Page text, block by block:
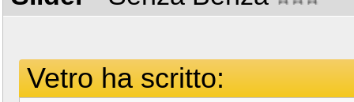
Vetro ha scritto: